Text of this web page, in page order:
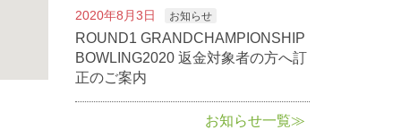
2020年8月3日 お知らせ
ROUND1 GRANDCHAMPIONSHIP
BOWLING2020 返金対象者の方へ訂
正のご案内
お知らせ一覧≫